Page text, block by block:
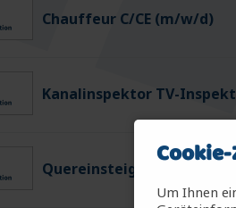
Chauffeur C/CE (m/w/d)
Kanalinspektor TV-
Quereinsteiger
Um Ihnen